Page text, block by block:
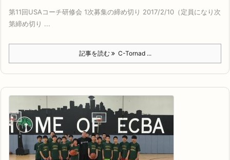
第11回USAコーチ研修会 1次募集の締め切り 2017/2/10（定員になり次
第締め切り ...
記事を読む C-Tornad ...